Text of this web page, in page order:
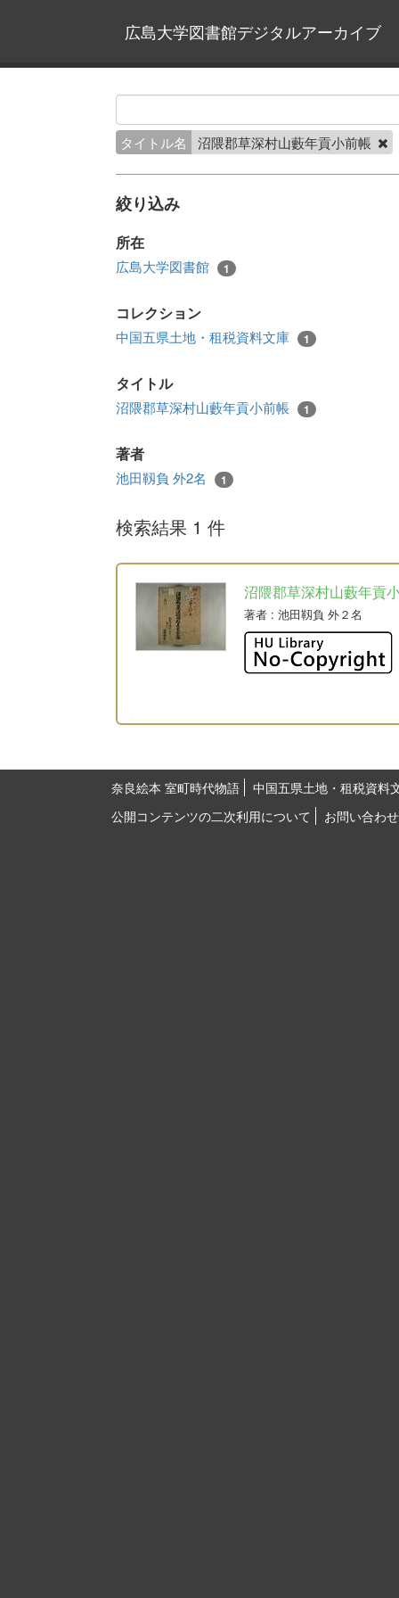
広島大学図書館デジタルアーカイブ
タイトル名 沼隈郡草深村山藪年貢小前帳
絞り込み
所在
広島大学図書館 1
コレクション
中国五県土地・租税資料文庫 1
タイトル
沼隈郡草深村山藪年貢小前帳 1
著者
池田靱負 外2名 1
検索結果 1 件
沼隈郡草深村山藪年貢
著者 : 池田靱負 外２名
奈良絵本 室町時代物語
中国五県土地・租税資料
公開コンテンツの二次利用について
お問い合わせ